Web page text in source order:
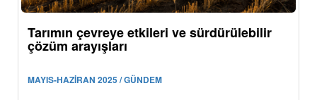
Tarımın çevreye etkileri ve sürdürülebilir
çözüm arayışları
MAYIS-HAZİRAN 2025 / GÜNDEM